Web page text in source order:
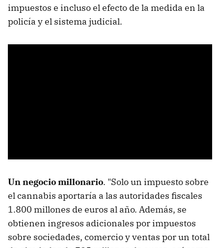
impuestos e incluso el efecto de la medida en la
policía y el sistema judicial.
Un negocio millonario. "Solo un impuesto sobre
el cannabis aportaría a las autoridades fiscales
1.800 millones de euros al año. Además, se
obtienen ingresos adicionales por impuestos
sobre sociedades, comercio y ventas por un total